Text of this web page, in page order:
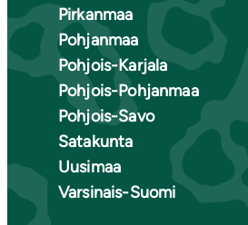
Pirkanmaa
Pohjanmaa
Pohjois-Karjala
Pohjois-Pohjanmaa
Pohjois-Savo
Satakunta
Uusimaa
Varsinais-Suomi